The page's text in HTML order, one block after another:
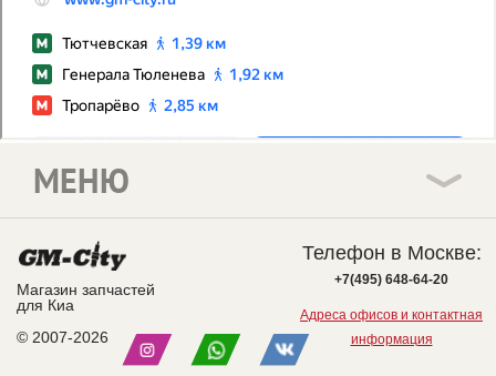
Магазин запчастей
для Киа
© 2007-2026
МЕНЮ
Телефон в Москве:
+7(495) 648-64-20
Адреса офисов и контактная
информация